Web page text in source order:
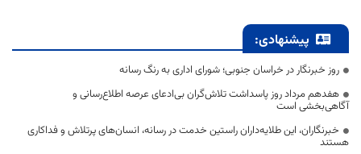
پیشنهادی:
روز خبرنگار در خراسان جنوبی؛ شورای اداری به رنگ رسانه
هفدهم مرداد روز پاسداشت تلاش‌گران بی‌ادعای عرصه اطلاع‌رسانی و
آگاهی‌بخشی است
خبرنگاران، این طلایه‌داران راستین خدمت در رسانه، انسان‌های پرتلاش و فداکاری
هستند